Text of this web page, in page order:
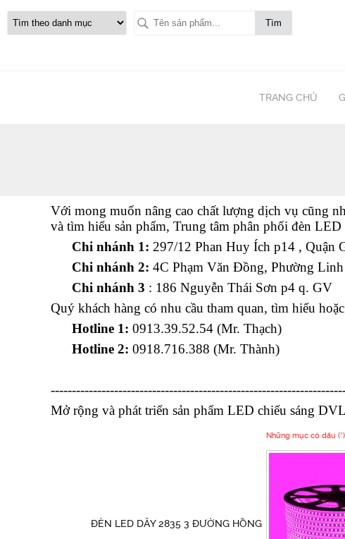
Tìm
TRANG CHỦ
Với mong muốn nâng cao chất lượng dịch vụ cũng
và tìm hiểu sản phẩm, Trung tâm phân phối đèn
Chi nhánh 1: 297/12 Phan Huy Ích p14 , Quận
Chi nhánh 2: 4C Phạm Văn Đồng, Phường
Chi nhánh 3 : 186 Nguyễn Thái Sơn p4 q. GV
Quý khách hàng có nhu cầu tham quan, tìm hiểu
Hotline 1: 0913.39.52.54 (Mr. Thạch)
Hotline 2: 0918.716.388 (Mr. Thành)
Mở rộng và phát triển sản phẩm LED chiếu sáng
Những mục có dấu
ĐÈN LED DÂY 2835 3 ĐƯỜNG HỒNG